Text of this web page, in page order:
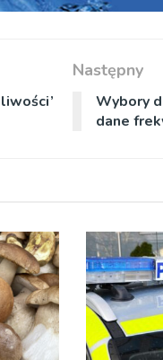
Następny
Wybory
dane